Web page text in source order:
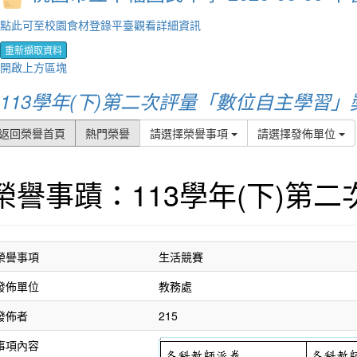
點此可至校園食材登錄平臺觀看詳細資訊
重新擷取資料
開啟上方區塊
113學年(下)第二次評量「數位自主學習
回榮譽首頁 熱門榮譽 請選擇榮譽事項 請選擇發佈單位
譽事蹟：113學年(下)第
譽事項
生活競賽
佈單位
教務處
佈者
215
項內容